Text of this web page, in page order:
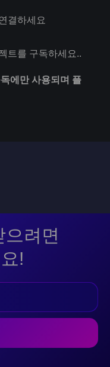
결하세요
트를 구독하세요..
에만 사용되며 플
려면
!